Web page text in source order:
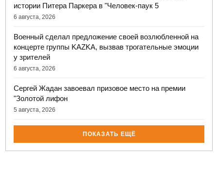
истории Питера Паркера в "Человек-паук 5
6 августа, 2026
Военный сделал предложение своей возлюбленной на
концерте группы KAZKA, вызвав трогательные эмоции
у зрителей
6 августа, 2026
Сергей Жадан завоевал призовое место на премии
"Золотой лифон
5 августа, 2026
ПОКАЗАТЬ ЕЩЁ